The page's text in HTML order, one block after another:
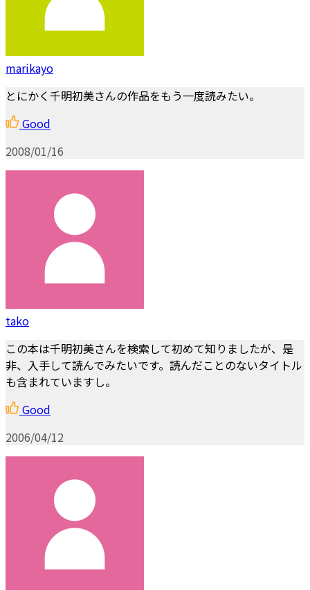
marikayo
とにかく千明初美さんの作品をもう一度読みたい。
Good
2008/01/16
tako
この本は千明初美さんを検索して初めて知りましたが、是
非、入手して読んでみたいです。読んだことのないタイトル
も含まれていますし。
Good
2006/04/12